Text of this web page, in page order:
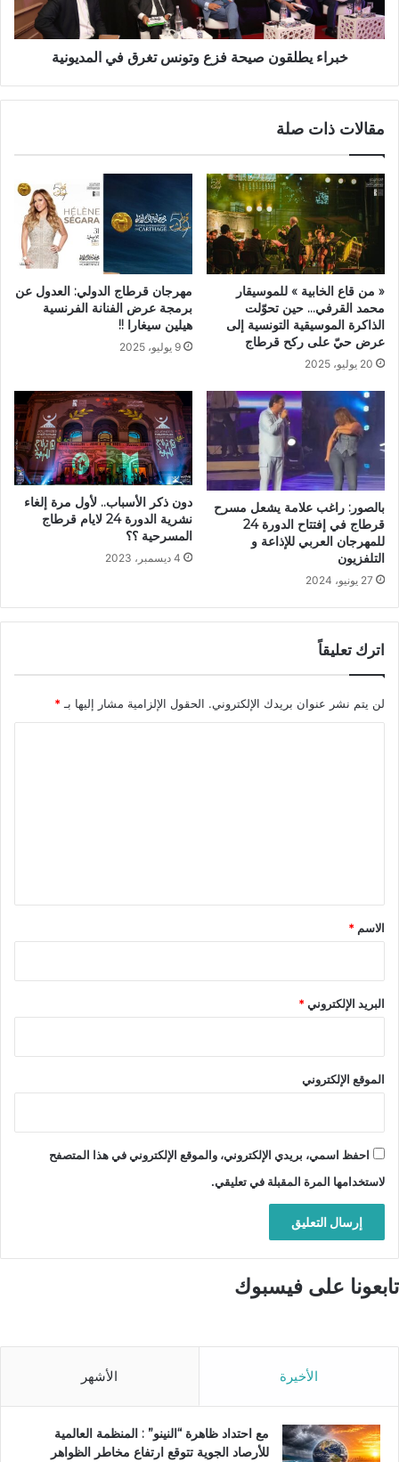
خبراء يطلقون صيحة فزع وتونس تغرق في المديونية
مقالات ذات صلة
« من قاع الخابية » للموسيقار
محمد القرفي… حين تحوّلت
الذاكرة الموسيقية التونسية إلى
عرض حيّ على ركح قرطاج
20 يوليو، 2025
مهرجان قرطاج الدولي: العدول عن
برمجة عرض الفنانة الفرنسية
هيلين سيغارا !!
9 يوليو، 2025
بالصور: راغب علامة يشعل مسرح
قرطاج في إفتتاح الدورة 24
للمهرجان العربي للإذاعة و
التلفزيون
27 يونيو، 2024
دون ذكر الأسباب.. لأول مرة إلغاء
نشرية الدورة 24 لايام قرطاج
المسرحية ؟؟
4 ديسمبر، 2023
اترك تعليقاً
لن يتم نشر عنوان بريدك الإلكتروني. الحقول الإلزامية مشار إليها بـ*
*
الاسم *
البريد الإلكتروني*
الموقع الإلكتروني
احفظ اسمي، بريدي الإلكتروني، والموقع الإلكتروني في هذا المتصفح
لاستخدامها المرة المقبلة في تعليقي.
تابعونا على فيسبوك
الأخيرة الأشهر
مع احتداد ظاهرة “النينو” : المنظمة العالمية
للأرصاد الجوية تتوقع ارتفاع مخاطر الظواهر